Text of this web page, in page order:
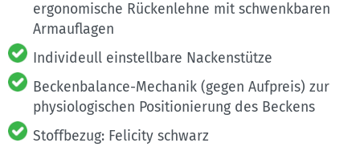
ergonomische Rückenlehne mit schwenkbaren
Armauflagen
Individeull einstellbare Nackenstütze
Beckenbalance-Mechanik (gegen Aufpreis) zur
physiologischen Positionierung des Beckens
Stoffbezug: Felicity schwarz